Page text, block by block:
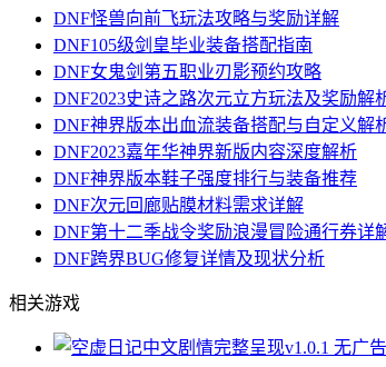
DNF怪兽向前飞玩法攻略与奖励详解
DNF105级剑皇毕业装备搭配指南
DNF女鬼剑第五职业刃影预约攻略
DNF2023史诗之路次元立方玩法及奖励解
DNF神界版本出血流装备搭配与自定义解
DNF2023嘉年华神界新版内容深度解析
DNF神界版本鞋子强度排行与装备推荐
DNF次元回廊贴膜材料需求详解
DNF第十二季战令奖励浪漫冒险通行券详
DNF跨界BUG修复详情及现状分析
相关游戏